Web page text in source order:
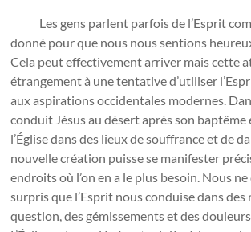
Les gens parlent parfois de l’Esprit
donné pour que nous nous sentions
Cela peut effectivement arriver mais cette
étrangement à une tentative d’utiliser
aux aspirations occidentales modernes.
conduit Jésus au désert après son baptême
l’Église dans des lieux de souffrance et de
nouvelle création puisse se manifester
endroits où l’on en a le plus besoin. Nous
surpris que l’Esprit nous conduise dans des
question, des gémissements et des